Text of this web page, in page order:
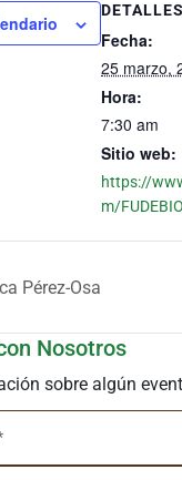
DETALLES
Fecha:
25 marzo,
Hora:
7:30 am
Sitio web:
https://
m/
Pérez-Osa
Nosotros
sobre algún